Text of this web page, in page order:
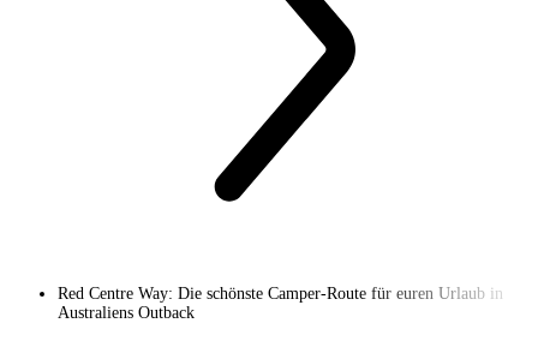
Red Centre Way: Die schönste Camper-Route für euren Urlaub in
Australiens Outback